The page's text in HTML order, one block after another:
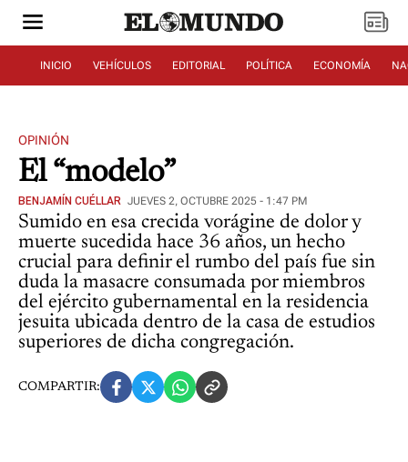
INICIO VEHÍCULOS EDITORIAL POLÍTICA ECONOMÍA
OPINIÓN
El “modelo”
BENJAMÍN CUÉLLAR JUEVES 2, OCTUBRE 2025 - 1:47 PM
Sumido en esa crecida vorágine de dolor y
muerte sucedida hace 36 años, un hecho
crucial para definir el rumbo del país fue sin
duda la masacre consumada por miembros
del ejército gubernamental en la residencia
jesuita ubicada dentro de la casa de estudios
superiores de dicha congregación.
COMPARTIR: